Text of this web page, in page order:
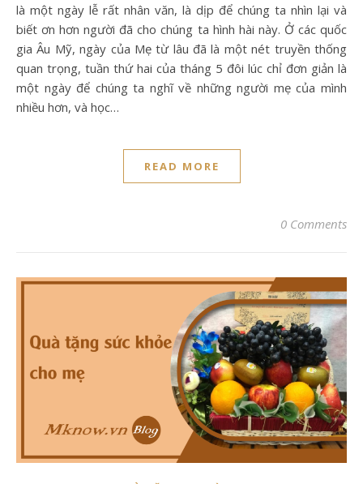
là một ngày lễ rất nhân văn, là dịp để chúng ta nhìn lại và
biết ơn hơn người đã cho chúng ta hình hài này. Ở các quốc
gia Âu Mỹ, ngày của Mẹ từ lâu đã là một nét truyền thống
quan trọng, tuần thứ hai của tháng 5 đôi lúc chỉ đơn giản là
một ngày để chúng ta nghĩ về những người mẹ của mình
nhiều hơn, và học…
READ MORE
0 Comments